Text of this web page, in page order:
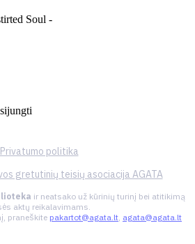
Soul -
Privatumo politika
gretutinių teisių asociacija AGATA
ir neatsako už kūrinių turinį bei atitikimą
aktų reikalavimams.
praneškite pakartot@agata.lt, agata@agata.lt